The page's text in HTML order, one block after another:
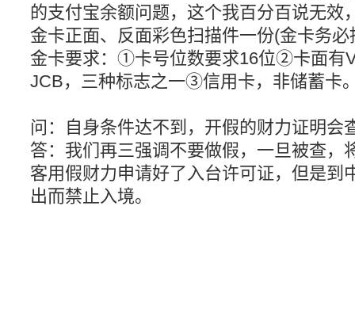
的支付宝余额问题，这个我百分百说无效
金卡正面、反面彩色扫描件一份(金卡务
金卡要求：①卡号位数要求16位②卡面有
JCB，三种标志之一③信用卡，非储蓄卡
问：自身条件达不到，开假的财力证明会
答：我们再三强调不要做假，一旦被查，
客用假财力申请好了入台许可证，但是到
出而禁止入境。